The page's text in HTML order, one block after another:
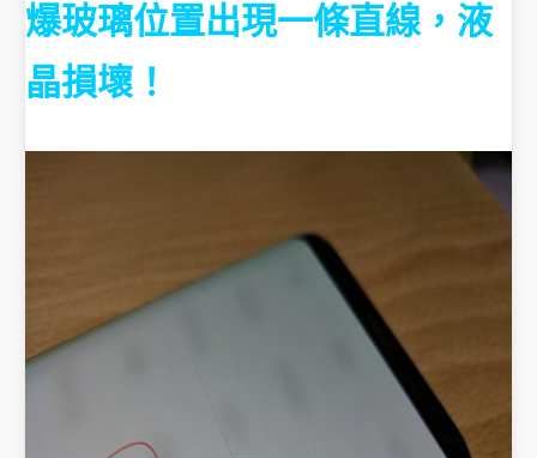
爆玻璃位置出現一條直線，液
晶損壞！